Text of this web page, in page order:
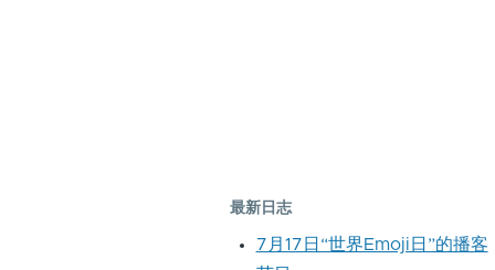
最新日志
7月17日“世界Emoji日”的播客